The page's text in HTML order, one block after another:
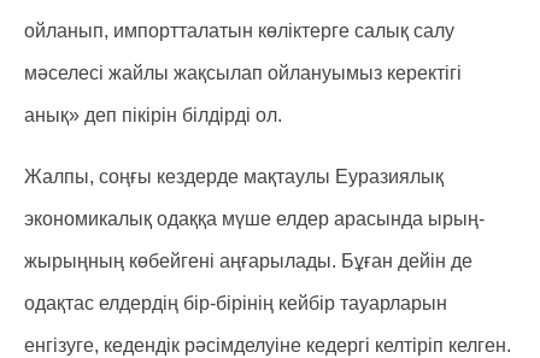
ойланып, импортталатын көліктерге салық салу
мәселесі жайлы жақсылап ойлануымыз керектігі
анық» деп пікірін білдірді ол.
Жалпы, соңғы кездерде мақтаулы Еуразиялық
экономикалық одаққа мүше елдер арасында ырың-
жырыңның көбейгені аңғарылады. Бұған дейін де
одақтас елдердің бір-бірінің кейбір тауарларын
енгізуге, кедендік рәсімделуіне кедергі келтіріп келген.